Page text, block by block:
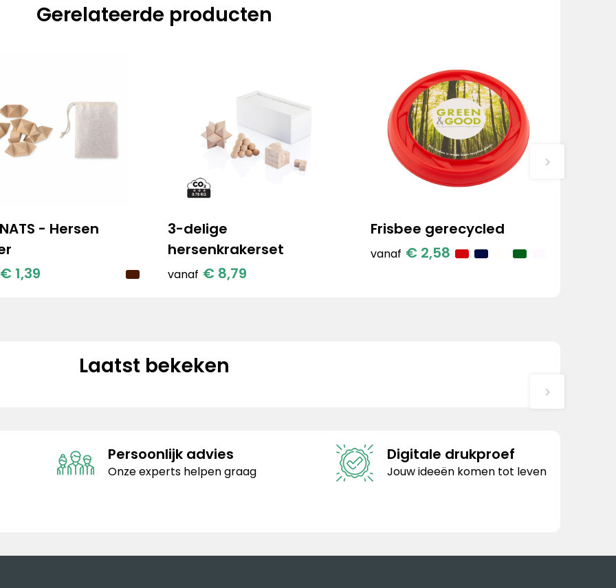
Gerelateerde producten
- Hersen
€ 1,39
3-delige
hersenkrakerset
vanaf € 8,79
Frisbee gerecycled
vanaf € 2,58
Laatst bekeken
Persoonlijk advies
Onze experts helpen graag
Digitale drukproef
Jouw ideeën komen tot leven